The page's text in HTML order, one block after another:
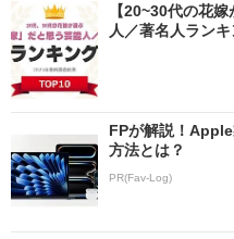
【20~30代の花
人／著名人ラン
FPが解説！
方法とは？
PR(Fav-Log)